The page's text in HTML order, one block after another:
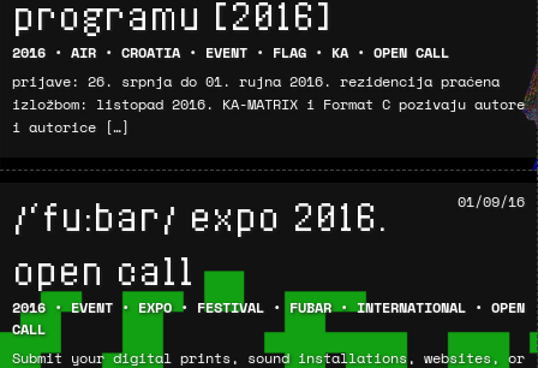
programu [2016]
2016 • AIR • CROATIA • EVENT • FLAG • KA • OPEN CALL
prijave: 26. srpnja­ do 01. rujna 2016. rezidencija praćena
izložbom: listopad 2016. KA-MATRIX i Format C pozivaju autore
i autorice […]
01/09/16
/‘fu:bar/ expo 2016.
open call
2016•EVENT • EXPO• FESTIVAL • FUBAR•INTERNATIONAL • OPEN
CALL
Submit your digital prints, sound installations, websites, or